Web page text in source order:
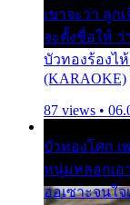
เขาจะว่า ลูก
จะตั้งชื่อให้ ว่
บัวทองร้องไ
(KARAOKE)
87 views •
บัวทองโศก
หนุ่มหลอกเอ
ออเซาะจนใจ